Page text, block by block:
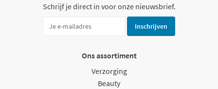
Schrijf je direct in voor onze nieuwsbrief.
Inschrijven
Ons assortiment
Verzorging
Beauty